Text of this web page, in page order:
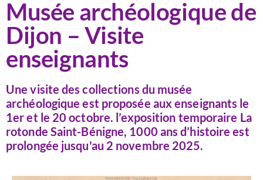
Musée archéologique de
Dijon – Visite
enseignants
Une visite des collections du musée
archéologique est proposée aux enseignants le
1er et le 20 octobre. l’exposition temporaire La
rotonde Saint-Bénigne, 1000 ans d’histoire est
prolongée jusqu'au 2 novembre 2025.